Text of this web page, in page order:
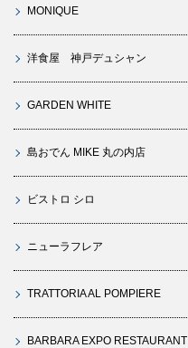
MONIQUE
洋食屋 神戸デュシャン
GARDEN WHITE
島おでん MIKE 丸の内店
ビストロ シロ
ニューラフレア
TRATTORIA AL POMPIERE
BARBARA EXPO RESTAURANT